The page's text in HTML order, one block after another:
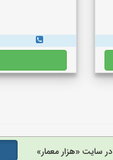
در سایت «هزار معمار»